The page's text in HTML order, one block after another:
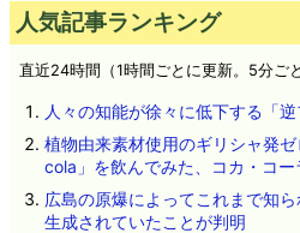
人気記事ランキング
直近24時間（1時間ごとに更新。5分ご
人々の知能が徐々に低下する「
植物由来素材使用のギリシャ発
cola」を飲んでみた、コカ・コー
広島の原爆によってこれまで知
生成されていたことが判明